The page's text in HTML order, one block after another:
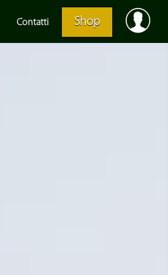
Contatti Shop